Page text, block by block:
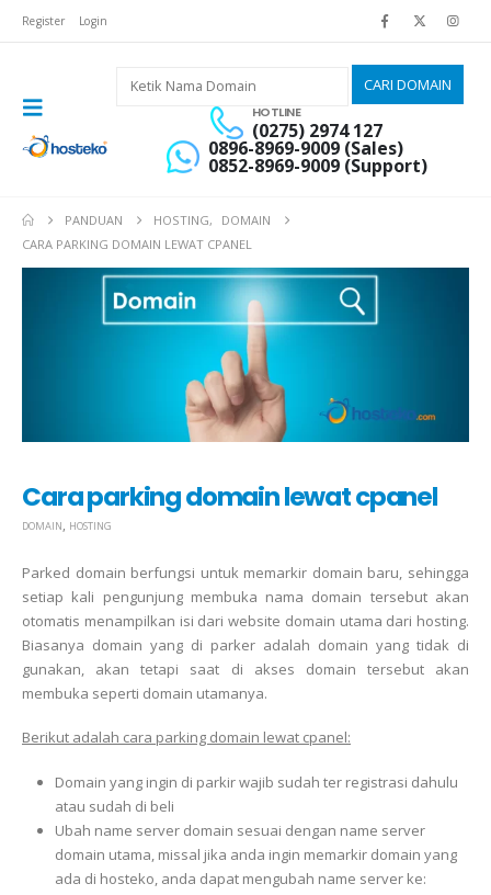
Register Login
HOTLINE
(0275) 2974 127
0896-8969-9009 (Sales)
0852-8969-9009 (Support)
PANDUAN HOSTING,
DOMAIN
CARA PARKING DOMAIN LEWAT CPANEL
Cara parking domain lewat cpanel
DOMAIN HOSTING
Parked domain berfungsi untuk memarkir domain baru, sehingga
setiap kali pengunjung membuka nama domain tersebut akan
otomatis menampilkan isi dari website domain utama dari hosting.
Biasanya domain yang di parker adalah domain yang tidak di
gunakan, akan tetapi saat di akses domain tersebut akan
membuka seperti domain utamanya.
Berikut adalah cara parking domain lewat cpanel:
Domain yang ingin di parkir wajib sudah ter registrasi dahulu
atau sudah di beli
Ubah name server domain sesuai dengan name server
domain utama, missal jika anda ingin memarkir domain yang
ada di hosteko, anda dapat mengubah name server ke: